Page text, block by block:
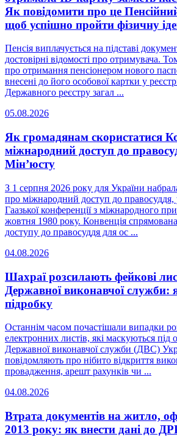
Як повідомити про це
щоб успішно пройти фізичну
Пенсія виплачується на підставі
достовірні відомості про отримувача.
про отримання пенсіонером нового
внесені до його особової картки у
Державного реєстру загал ...
05.08.2026
Як громадянам скористатися
міжнародний доступ до
Мін’юсту
З 1 серпня 2026 року для України
про міжнародний доступ до правосуддя,
Гаазької конференції з міжнародного
жовтня 1980 року. Конвенція
доступу до правосуддя для ос ...
04.08.2026
Шахраї розсилають фейкові
Державної виконавчої служби:
підробку
Останнім часом почастішали випадки
електронних листів, які маскуються під
Державної виконавчої служби (ДВС)
повідомляють про нібито відкриття
провадження, арешт рахунків чи ...
04.08.2026
Втрата документів на житло,
2013 року: як внести дані до